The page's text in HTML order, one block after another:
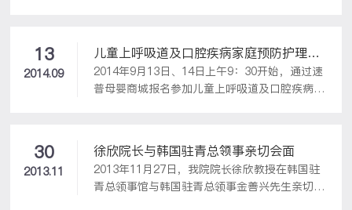
13
2014.09
儿童上呼吸道及口腔疾病家庭预防护理讲
座&免费健康体检
2014年9月13日、14日上午9：30开始，通过速
普母婴商城报名参加儿童上呼吸道及口腔疾病家
30
2013.11
徐欣院长与韩国驻青总领事亲切会面
2013年11月27日，我院院长徐欣教授在韩国驻
青总领事馆与韩国驻青总领事金善兴先生亲切会